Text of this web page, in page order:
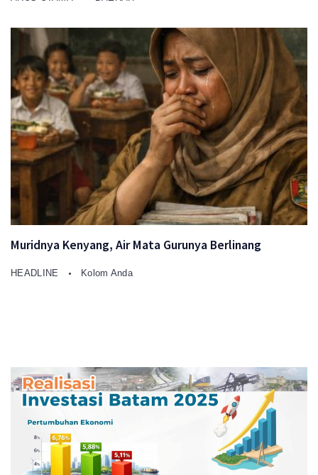
Muridnya Kenyang, Air Mata Gurunya Berlinang
HEADLINE Kolom Anda